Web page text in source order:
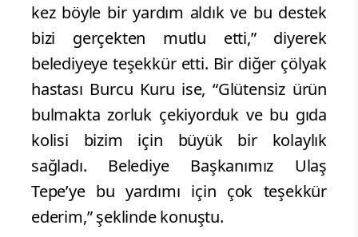
kez böyle bir yardım aldık ve bu destek
bizi gerçekten mutlu etti,” diyerek
belediyeye teşekkür etti. Bir diğer çölyak
hastası Burcu Kuru ise, “Glütensiz ürün
bulmakta zorluk çekiyorduk ve bu gıda
kolisi bizim için büyük bir kolaylık
sağladı. Belediye Başkanımız Ulaş
Tepe’ye bu yardımı için çok teşekkür
ederim,” şeklinde konuştu.